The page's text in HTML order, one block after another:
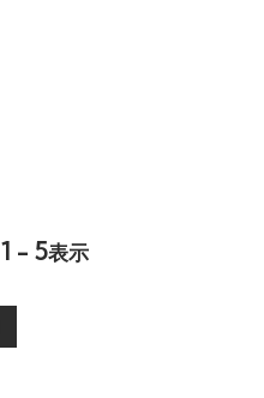
1 - 5表示